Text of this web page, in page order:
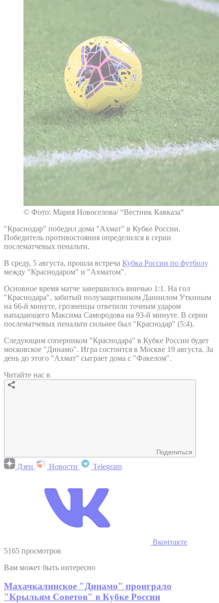
© Фото: Мария Новоселова/ “Вестник Кавказа“
"Краснодар" победил дома "Ахмат" в Кубке России.
Победитель противостояния определился в серии
послематчевых пенальти.
В среду, 5 августа, прошла встреча Кубка России по футболу
между "Краснодаром" и "Ахматом".
Основное время матче завершилось вничью 1:1. На гол
"Краснодара", забитый полузащитником Даниилом Уткиным
на 66-й минуте, грозненцы ответили точным ударом
нападающего Максима Самородова на 93-й минуте. В серии
послематчевых пенальти сильнее был "Краснодар" (5:4).
Следующим соперником "Краснодара" в Кубке России будет
московское "Динамо". Игра состоится в Москве 19 августа. За
день до этого "Ахмат" сыграет дома с "Факелом".
Читайте нас в
Поделиться
Дзен Новости Telegram
Вконтакте
5165 просмотров
Вам может быть интересно
Махачкалинское "Динамо" проиграло
"Крыльям Советов" в Кубке России